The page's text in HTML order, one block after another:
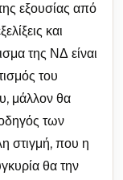
εξουσίας από
και
της ΝΔ είναι
του
μάλλον θα
των
στιγμή, που η
θα την